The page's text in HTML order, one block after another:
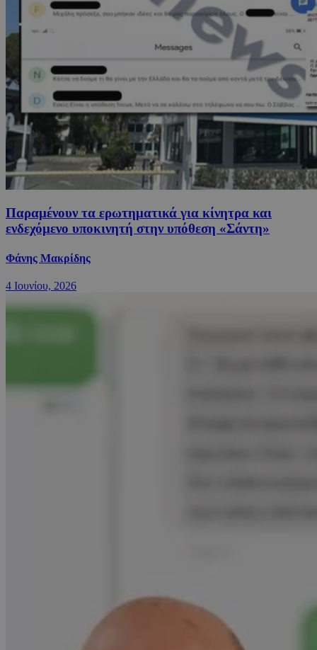
Παραμένουν τα ερωτηματικά για κίνητρα και
ενδεχόμενο υποκινητή στην υπόθεση «Σάντη»
Φάνης Μακρίδης
4 Ιουνίου, 2026